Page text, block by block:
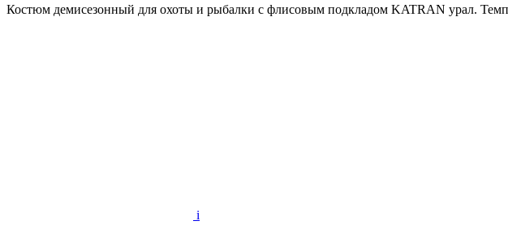
Костюм демисезонный для охоты и рыбалки с флисовым подкладом KATRAN урал.
i